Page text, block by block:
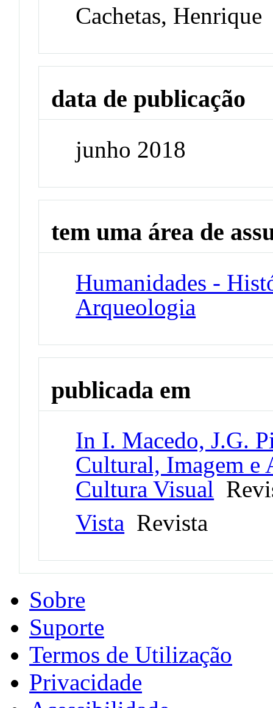
Cachetas, Henrique
data de publicação
junho 2018
tem uma área de
Humanidades -
Arqueologia
publicada em
In I. Macedo, J.G.
Cultural, Imagem e
Cultura Visual
Vista Revista
Sobre
Suporte
Termos de Utilização
Privacidade